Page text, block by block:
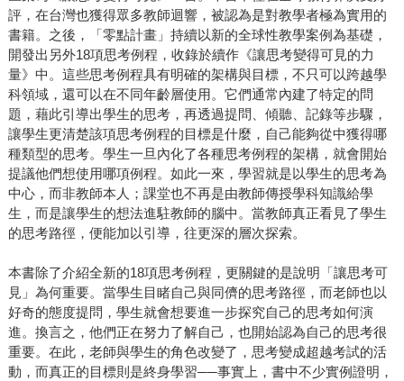
評，在台灣也獲得眾多教師迴響，被認為是對教學者極為實用的
書籍。之後，「零點計畫」持續以新的全球性教學案例為基礎，
開發出另外18項思考例程，收錄於續作《讓思考變得可見的力
量》中。這些思考例程具有明確的架構與目標，不只可以跨越學
科領域，還可以在不同年齡層使用。它們通常內建了特定的問
題，藉此引導出學生的思考，再透過提問、傾聽、記錄等步驟，
讓學生更清楚該項思考例程的目標是什麼，自己能夠從中獲得哪
種類型的思考。學生一旦內化了各種思考例程的架構，就會開始
提議他們想使用哪項例程。如此一來，學習就是以學生的思考為
中心，而非教師本人；課堂也不再是由教師傳授學科知識給學
生，而是讓學生的想法進駐教師的腦中。當教師真正看見了學生
的思考路徑，便能加以引導，往更深的層次探索。
本書除了介紹全新的18項思考例程，更關鍵的是說明「讓思考可
見」為何重要。當學生目睹自己與同儕的思考路徑，而老師也以
好奇的態度提問，學生就會想要進一步探究自己的思考如何演
進。換言之，他們正在努力了解自己，也開始認為自己的思考很
重要。在此，老師與學生的角色改變了，思考變成超越考試的活
動，而真正的目標則是終身學習──事實上，書中不少實例證明，